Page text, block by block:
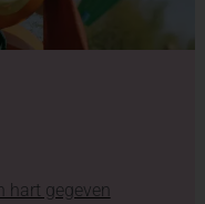
hart gegeven